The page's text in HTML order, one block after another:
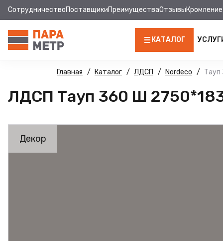
СотрудничествоПоставщикиПреимуществаОтзывы
КАТАЛОГ
ЛДСП
КРОМКА
Главная Каталог ЛДСП Nordeco
ЛДСП Тауп 360 Ш
Декор